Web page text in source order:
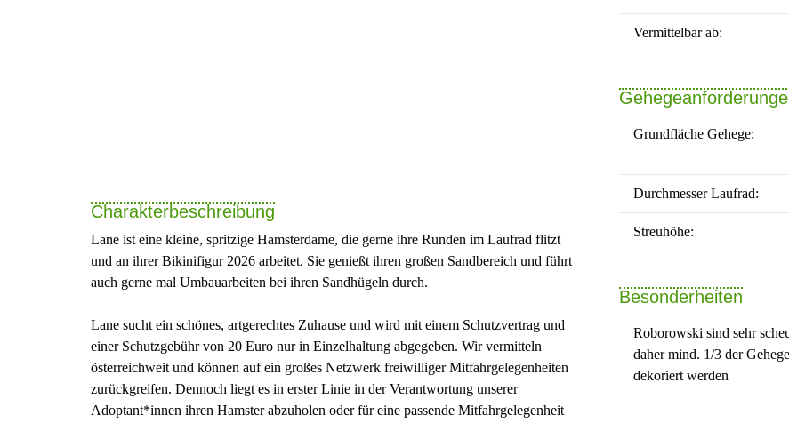
Charakterbeschreibung
Lane ist eine kleine, spritzige Hamsterdame, die gerne ihre Runden im Laufrad flitzt
und an ihrer Bikinifigur 2026 arbeitet. Sie genießt ihren großen Sandbereich und führt
auch gerne mal Umbauarbeiten bei ihren Sandhügeln durch.
Lane sucht ein schönes, artgerechtes Zuhause und wird mit einem Schutzvertrag und
einer Schutzgebühr von 20 Euro nur in Einzelhaltung abgegeben. Wir vermitteln
österreichweit und können auf ein großes Netzwerk freiwilliger Mitfahrgelegenheiten
zurückgreifen. Dennoch liegt es in erster Linie in der Verantwortung unserer
Adoptant*innen ihren Hamster abzuholen oder für eine passende Mitfahrgelegenheit
Vermittelbar ab:
Grundfläche Gehege:
Durchmesser Laufrad:
Streuhöhe:
Besonderheiten
Roborowski sind sehr
daher mind. 1/3 der
dekoriert werden